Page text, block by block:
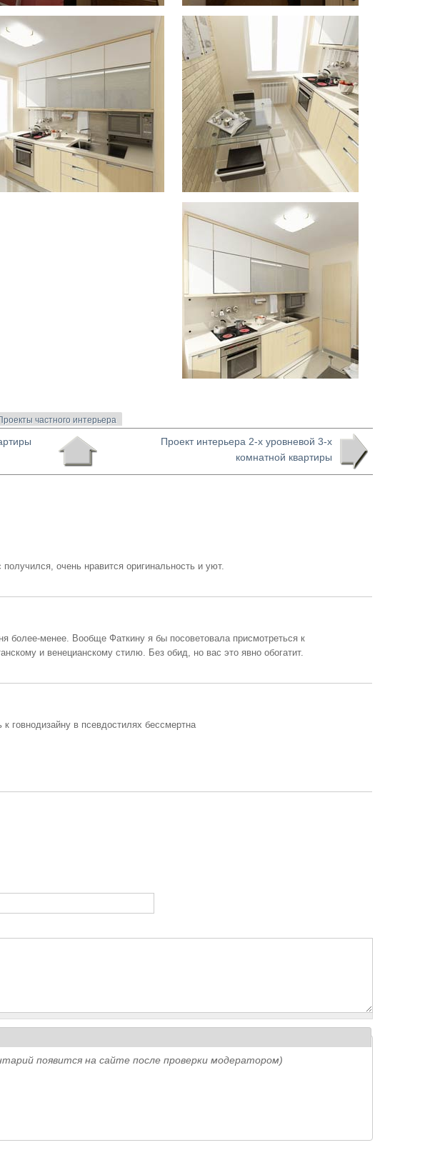
частного интерьера
Проект интерьера 2-х уровневой 3-х
комнатной квартиры
очень нравится оригинальность и уют.
более-менее. Вообще Фаткину я бы посоветовала присмотреться к
и венецианскому стилю. Без обид, но вас это явно обогатит.
говнодизайну в псевдостилях бессмертна
появится на сайте после проверки модератором)